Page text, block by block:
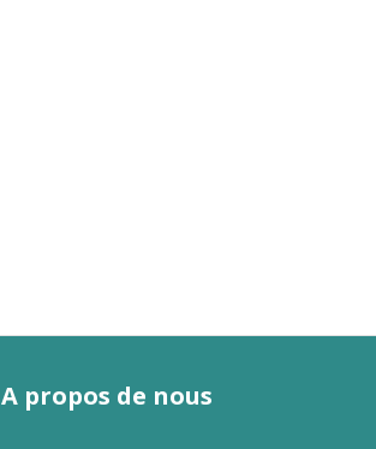
A propos de nous